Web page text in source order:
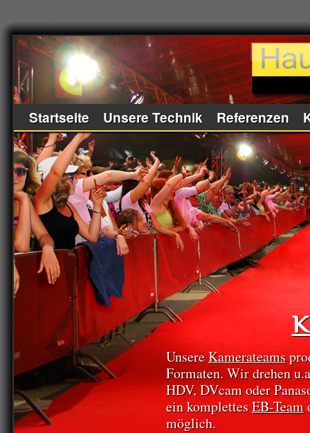
Startseite Unsere Technik Referenzen
UnsereKamerateams
Formaten. Wir drehen
HDV, DVcam oder
ein komplettesEB-Team
möglich.